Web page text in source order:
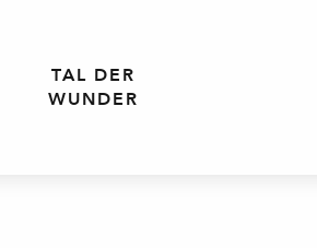
TAL DER
WUNDER